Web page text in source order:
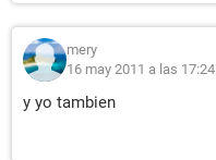
mery
16 may 2011 a las 17:24
y yo tambien